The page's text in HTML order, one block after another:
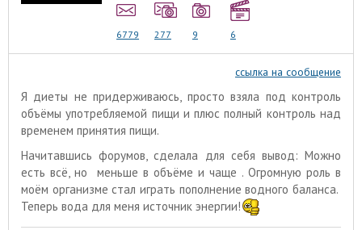
6779 277 9 6
ссылка на сообщение
Я диеты не придерживаюсь, просто взяла под контроль
объёмы употребляемой пищи и плюс полный контроль над
временем принятия пищи.
Начитавшись форумов, сделала для себя вывод: Можно
есть всё, но меньше в объёме и чаще . Огромную роль в
моём организме стал играть пополнение водного баланса.
Теперь вода для меня источник энергии!